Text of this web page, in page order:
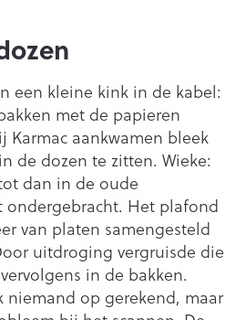
een kleine kink in de kabel:
met de papieren
Karmac aankwamen bleek
de dozen te zitten. Wieke:
dan in de oude
ondergebracht. Het plafond
van platen samengesteld
uitdroging vergruisde die
in de bakken.
niemand op gerekend, maar